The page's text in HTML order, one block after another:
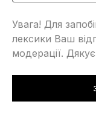
Увага! Для
лексики Ваш
модерації.